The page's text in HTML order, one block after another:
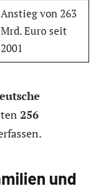
Anstieg von 263
Mrd. Euro seit
2001
256
und